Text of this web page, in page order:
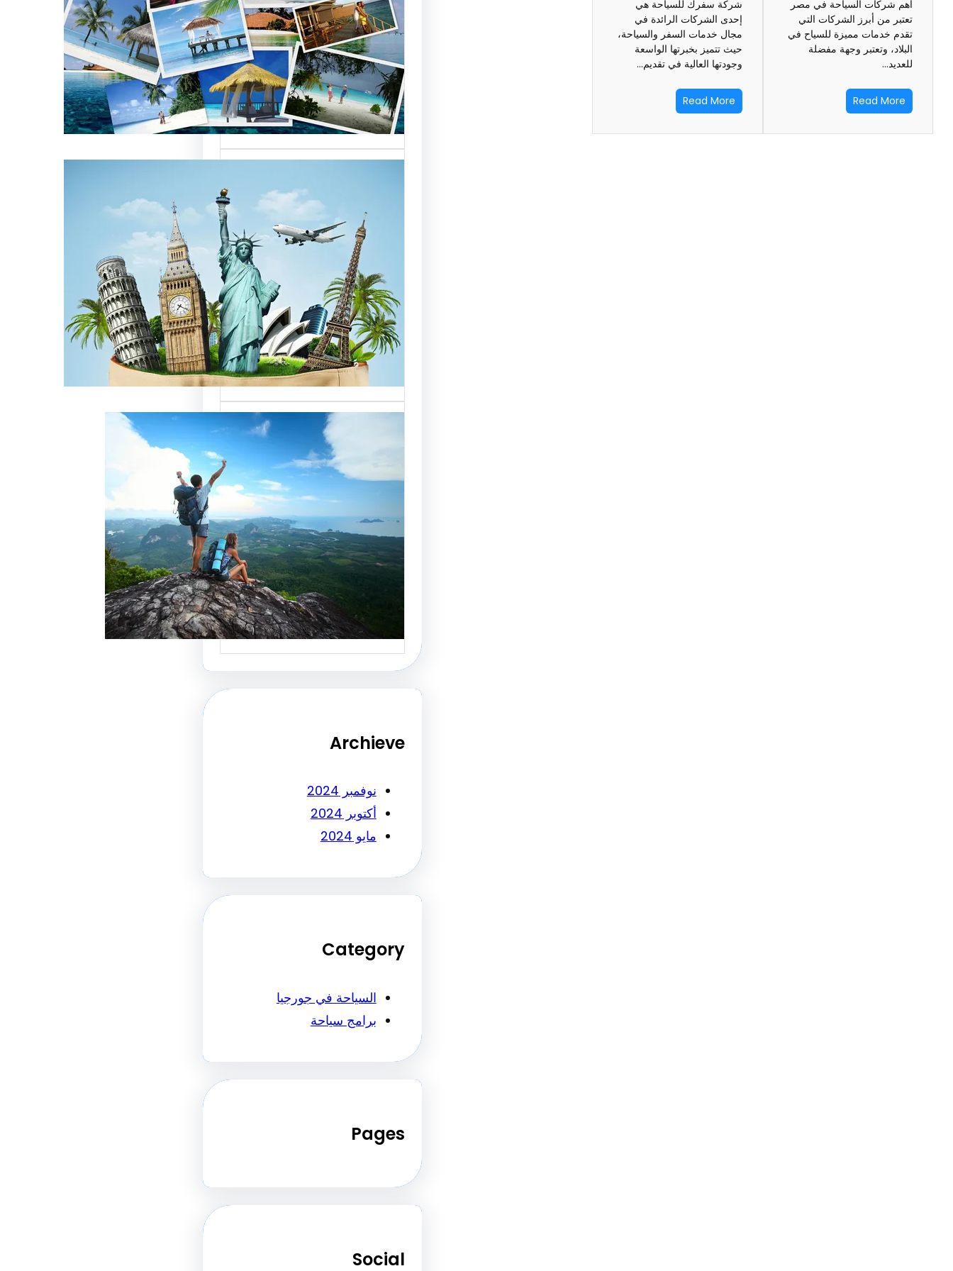
أهم شركات السياحة في مصر
تعتبر من أبرز الشركات التي
تقدم خدمات مميزة للسياح في
البلاد، وتعتبر وجهة مفضلة
للعديد…
Read More
شركة سفرك للسياحة هي
إحدى الشركات الرائدة في
مجال خدمات السفر والسياحة،
حيث تتميز بخبرتها الواسعة
وجودتها العالية في تقديم…
Read More
السياحة العالمية على
السوق
أسماء شركات السياحة
العالمية تعتبر من العناصر
الأساسية التي تؤثر…
تقدم شركات السياحة
بمصر خدمات متميزة
للسائحين الوافدين
شركات السياحة بمصر تقدم
خدمات متميزة للسائحين
الوافدين، حيث تعتبر…
تحسين خدمات رقم شركة
سياحة: أفضل الطرق
لجذب الزبائن وتحقيق
النجاح
رقم شركة سياحة هو عامل
أساسي لجذب الزبائن وتحقيق
النجاح…
Archieve
نوفمبر 2024
أكتوبر 2024
مايو 2024
Category
السياحة في جورجيا
برامج سياحة
Pages
Social